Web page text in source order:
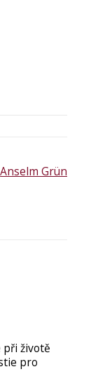
Anselm Grün
při životě
pro